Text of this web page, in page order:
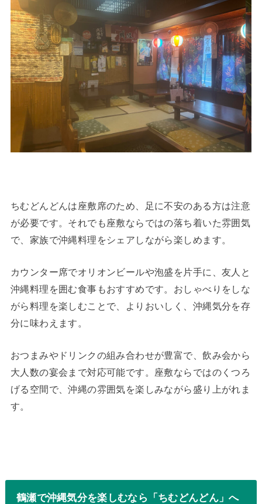
ちむどんどんは座敷席のため、足に不安のある方は注意
が必要です。それでも座敷ならではの落ち着いた雰囲気
で、家族で沖縄料理をシェアしながら楽しめます。
カウンター席でオリオンビールや泡盛を片手に、友人と
沖縄料理を囲む食事もおすすめです。おしゃべりをしな
がら料理を楽しむことで、よりおいしく、沖縄気分を存
分に味わえます。
おつまみやドリンクの組み合わせが豊富で、飲み会から
大人数の宴会まで対応可能です。座敷ならではのくつろ
げる空間で、沖縄の雰囲気を楽しみながら盛り上がれま
す。
鶴瀬で沖縄気分を楽しむなら「ちむどんどん」へ